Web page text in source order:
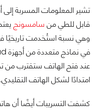
تشير المعلومات المسربة
قابل للطي من سامسونج
وهي نسبة استُخدمت تاريخيًا
عند فتح الهاتف ستقترب من
امتدادًا لشكل الهاتف التقليدي.